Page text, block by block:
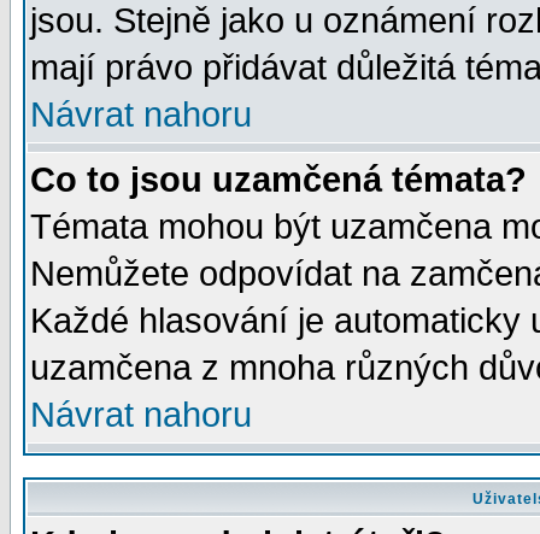
jsou. Stejně jako u oznámení
mají právo přidávat důležitá
Návrat nahoru
Co to jsou uzamčená témata?
Témata mohou být uzamčena
Nemůžete odpovídat na
Každé hlasování je automaticky
uzamčena z mnoha různých
Návrat nahoru